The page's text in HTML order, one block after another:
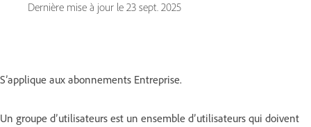
Dernière mise à jour le 23 sept. 2025
S’applique aux abonnements Entreprise.
Un groupe d’utilisateurs est un ensemble d’utilisateurs qui doivent